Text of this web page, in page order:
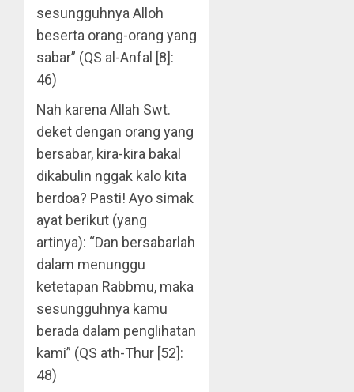
sesungguhnya Alloh
beserta orang-orang yang
sabar” (QS al-Anfal [8]:
46)
Nah karena Allah Swt.
deket dengan orang yang
bersabar, kira-kira bakal
dikabulin nggak kalo kita
berdoa? Pasti! Ayo simak
ayat berikut (yang
artinya): “Dan bersabarlah
dalam menunggu
ketetapan Rabbmu, maka
sesungguhnya kamu
berada dalam penglihatan
kami” (QS ath-Thur [52]:
48)